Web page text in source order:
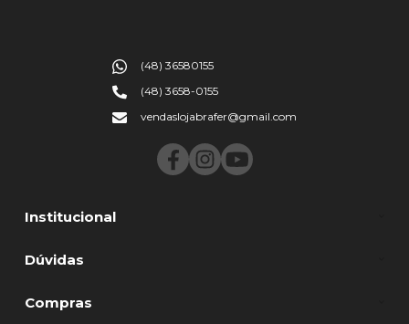
Institucional
Dúvidas
Compras
(48) 36580155
(48) 3658-0155
vendaslojabrafer@gmail.com